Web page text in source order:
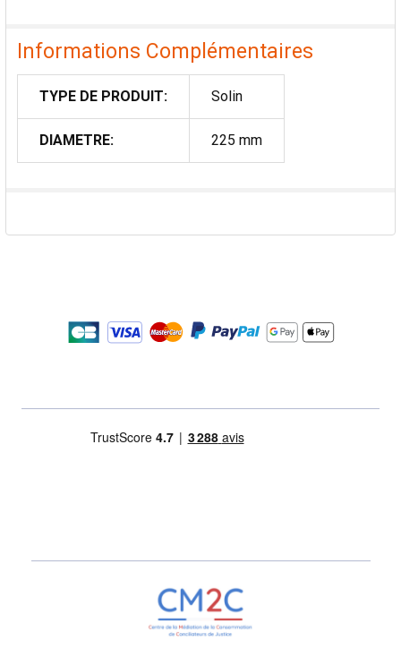
Informations Complémentaires
TYPE DE PRODUIT: Solin
DIAMETRE: 225 mm